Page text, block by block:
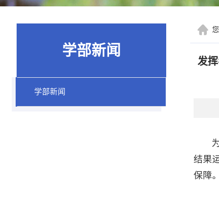
学部新闻
学部新闻
发
结果
保障